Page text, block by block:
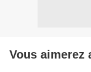
Vous aimerez